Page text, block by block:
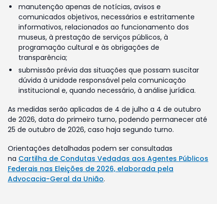
manutenção apenas de notícias, avisos e
comunicados objetivos, necessários e estritamente
informativos, relacionados ao funcionamento dos
museus, à prestação de serviços públicos, à
programação cultural e às obrigações de
transparência;
submissão prévia das situações que possam suscitar
dúvida à unidade responsável pela comunicação
institucional e, quando necessário, à análise jurídica.
As medidas serão aplicadas de 4 de julho a 4 de outubro
de 2026, data do primeiro turno, podendo permanecer até
25 de outubro de 2026, caso haja segundo turno.
Orientações detalhadas podem ser consultadas
na Cartilha de Condutas Vedadas aos Agentes Públicos
Federais nas Eleições de 2026, elaborada pela
Advocacia-Geral da União.